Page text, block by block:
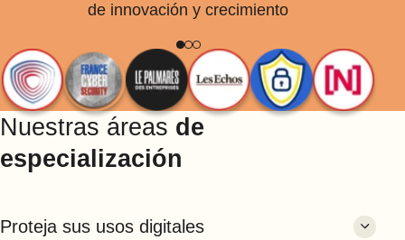
de innovación y crecimiento
Nuestras áreas de
especialización
Proteja sus usos digitales